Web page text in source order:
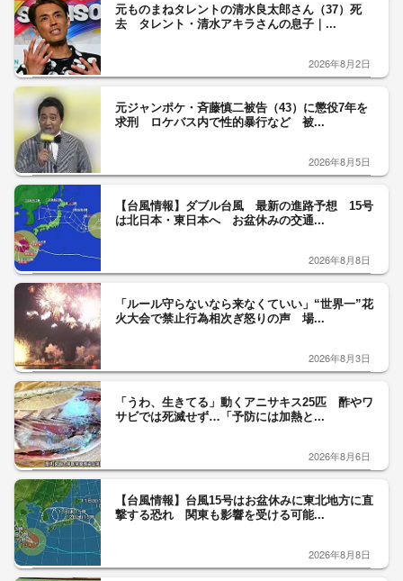
元ものまねタレントの清水良太郎さん（37）死
去 タレント・清水アキラさんの息子｜...
2026年8月2日
元ジャンポケ・斉藤慎二被告（43）に懲役7年を
求刑 ロケバス内で性的暴行など 被...
2026年8月5日
【台風情報】ダブル台風 最新の進路予想 15号
は北日本・東日本へ お盆休みの交通...
2026年8月8日
「ルール守らないなら来なくていい」“世界一”花
火大会で禁止行為相次ぎ怒りの声 場...
2026年8月3日
「うわ、生きてる」動くアニサキス25匹 酢やワ
サビでは死滅せず…「予防には加熱と...
2026年8月6日
【台風情報】台風15号はお盆休みに東北地方に直
撃する恐れ 関東も影響を受ける可能...
2026年8月8日